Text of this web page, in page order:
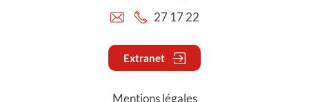
27 17 22
Extranet
Mentions légales